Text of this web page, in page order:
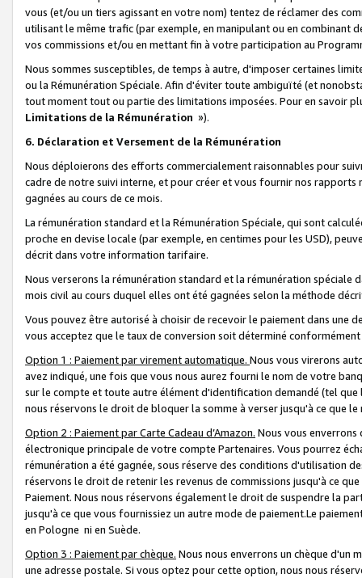
vous (et/ou un tiers agissant en votre nom) tentez de réclamer des
utilisant le même trafic (par exemple, en manipulant ou en combinant
vos commissions et/ou en mettant fin à votre participation au
Nous sommes susceptibles, de temps à autre, d'imposer certaines
ou la Rémunération Spéciale. Afin d'éviter toute ambiguïté (et
tout moment tout ou partie des limitations imposées. Pour en savoir
Limitations de la Rémunération »).
6. Déclaration et Versement de la Rémunération
Nous déploierons des efforts commercialement raisonnables pour
cadre de notre suivi interne, et pour créer et vous fournir nos
gagnées au cours de ce mois.
La rémunération standard et la Rémunération Spéciale, qui sont
proche en devise locale (par exemple, en centimes pour les USD),
décrit dans votre information tarifaire.
Nous verserons la rémunération standard et la rémunération spéciale
mois civil au cours duquel elles ont été gagnées selon la méthode
Vous pouvez être autorisé à choisir de recevoir le paiement dans une
vous acceptez que le taux de conversion soit déterminé
Option 1 : Paiement par virement automatique. Nous vous virerons
avez indiqué, une fois que vous nous aurez fourni le nom de votre
sur le compte et toute autre élément d'identification demandé (tel que
nous réservons le droit de bloquer la somme à verser jusqu'à ce que
Option 2 : Paiement par Carte Cadeau d’Amazon. Nous vous
électronique principale de votre compte Partenaires. Vous pourrez
rémunération a été gagnée, sous réserve des conditions d'utilisation
réservons le droit de retenir les revenus de commissions jusqu'à ce
Paiement. Nous nous réservons également le droit de suspendre la
jusqu'à ce que vous fournissiez un autre mode de paiement.Le
en Pologne ni en Suède.
Option 3 : Paiement par chèque. Nous nous enverrons un chèque d'un
une adresse postale. Si vous optez pour cette option, nous nous